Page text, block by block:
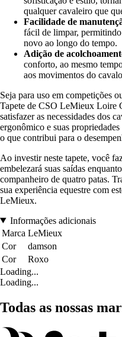
qualquer cavaleiro que
Facilidade de
fácil de limpar, permitindo
novo ao longo do tempo.
Adição de
conforto, ao mesmo
aos movimentos do
Seja para uso em competições
Tapete de CSO LeMieux Loire
satisfazer as necessidades dos
ergonômico e suas
o que contribui para o
Ao investir neste tapete, você
embelezará suas saídas
companheiro de quatro patas.
sua experiência equestre com
LeMieux.
Informações adicionais
Marca LeMieux
Cor
damson
Cor
Roxo
Loading...
Loading...
Todas as nossas